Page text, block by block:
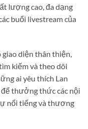
lượng cao, đa dạng
buổi livestream của
giao diện thân thiện,
kiếm và theo dõi
ai yêu thích Lan
để thưởng thức các nội
nổi tiếng và thương